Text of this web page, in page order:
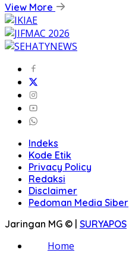
View More
Indeks
Kode Etik
Privacy Policy
Redaksi
Disclaimer
Pedoman Media Siber
Jaringan MG © | SURYAPOS
Home